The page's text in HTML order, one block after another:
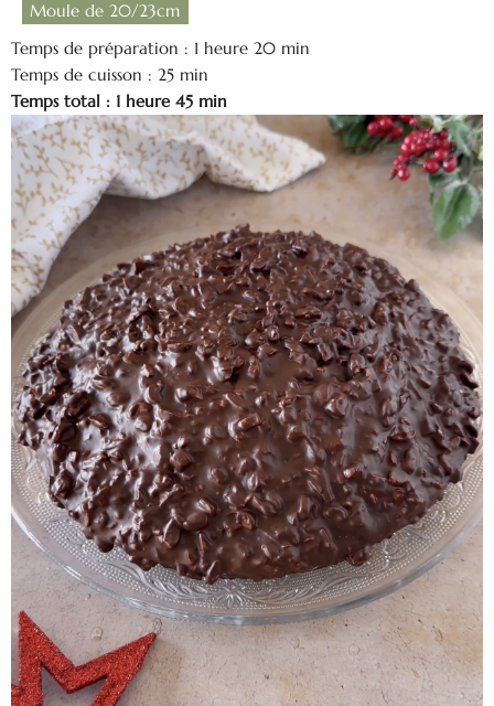
Moule de 20/23cm
Temps de préparation : 1 heure 20 min
Temps de cuisson : 25 min
Temps total : 1 heure 45 min